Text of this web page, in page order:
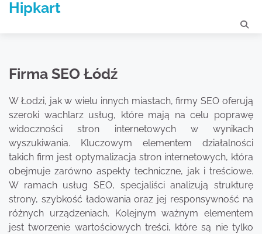
SkipHipkart
Firma SEO Łódź
W Łodzi, jak w wielu innych miastach, firmy SEO oferują
szeroki wachlarz usług, które mają na celu poprawę
widoczności stron internetowych w wynikach
wyszukiwania. Kluczowym elementem działalności
takich firm jest optymalizacja stron internetowych, która
obejmuje zarówno aspekty techniczne, jak i treściowe.
W ramach usług SEO, specjaliści analizują strukturę
strony, szybkość ładowania oraz jej responsywność na
różnych urządzeniach. Kolejnym ważnym elementem
jest tworzenie wartościowych treści, które są nie tylko